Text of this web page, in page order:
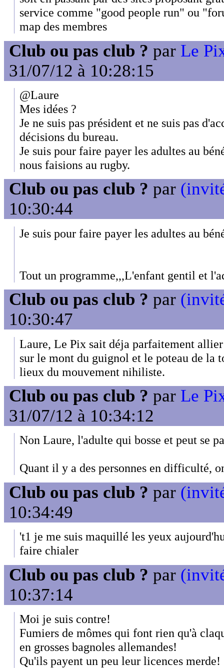
service comme "good people run" ou
map des membres
Club ou pas club ? par Le
31/07/12 à 10:28:15
@Laure
Mes idées ?
Je ne suis pas président et ne suis pas
décisions du bureau.
Je suis pour faire payer les adultes au
nous faisions au rugby.
Club ou pas club ? par
10:30:44
Je suis pour faire payer les adultes au
Tout un programme,,,L'enfant gentil et
Club ou pas club ? par
10:30:47
Laure, Le Pix sait déja parfaitement
sur le mont du guignol et le poteau de la
lieux du mouvement nihiliste.
Club ou pas club ? par Le
31/07/12 à 10:34:12
Non Laure, l'adulte qui bosse et peut se
Quant il y a des personnes en difficulté,
Club ou pas club ? par
10:34:49
't1 je me suis maquillé les yeux
faire chialer
Club ou pas club ? par
10:37:14
Moi je suis contre!
Fumiers de mômes qui font rien qu'à
en grosses bagnoles allemandes!
Qu'ils payent un peu leur licences merde!